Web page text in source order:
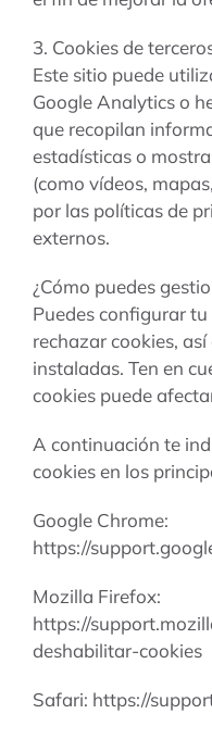
3. Cookies de
Este sitio puede
Google Analytics o
que recopilan
estadísticas o
(como vídeos,
por las políticas de
externos.
¿Cómo puedes
Puedes configurar
rechazar cookies,
instaladas. Ten en
cookies puede
A continuación te
cookies en los
Google Chrome:
https://
Mozilla Firefox:
https://
deshabilitar-cookies
Safari: https://